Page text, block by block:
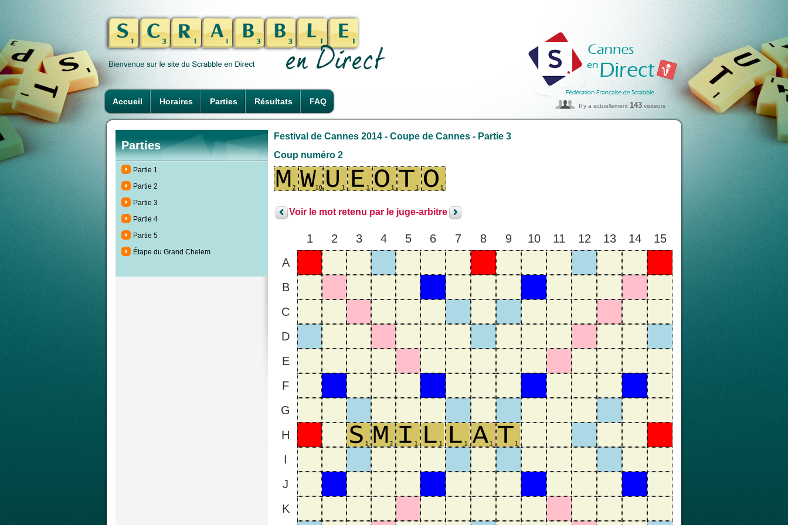
Accueil Horaires Parties Résultats FAQ Il y a actuellement 143 visiteurs
Parties
Partie 1
Partie 2
Partie 3
Partie 4
Partie 5
Étape du Grand Chelem
Festival de Cannes 2014 - Coupe de Cannes - Partie 3
Coup numéro 2
Voir le mot retenu par le juge-arbitre
1 2 3 4 5 6 7 8 9 10 11 12 13 14
15
A
B
C
D
E
F
G
H
I
J
K